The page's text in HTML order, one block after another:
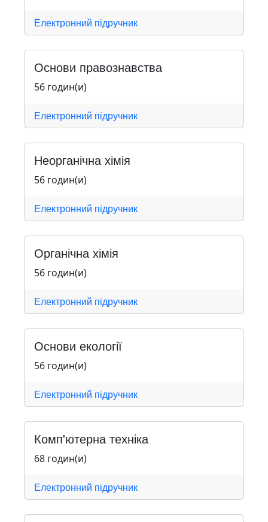
Електронний підручник
Основи правознавства
56 годин(и)
Електронний підручник
Неорганічна хімія
56 годин(и)
Електронний підручник
Органічна хімія
56 годин(и)
Електронний підручник
Основи екології
56 годин(и)
Електронний підручник
Комп'ютерна техніка
68 годин(и)
Електронний підручник